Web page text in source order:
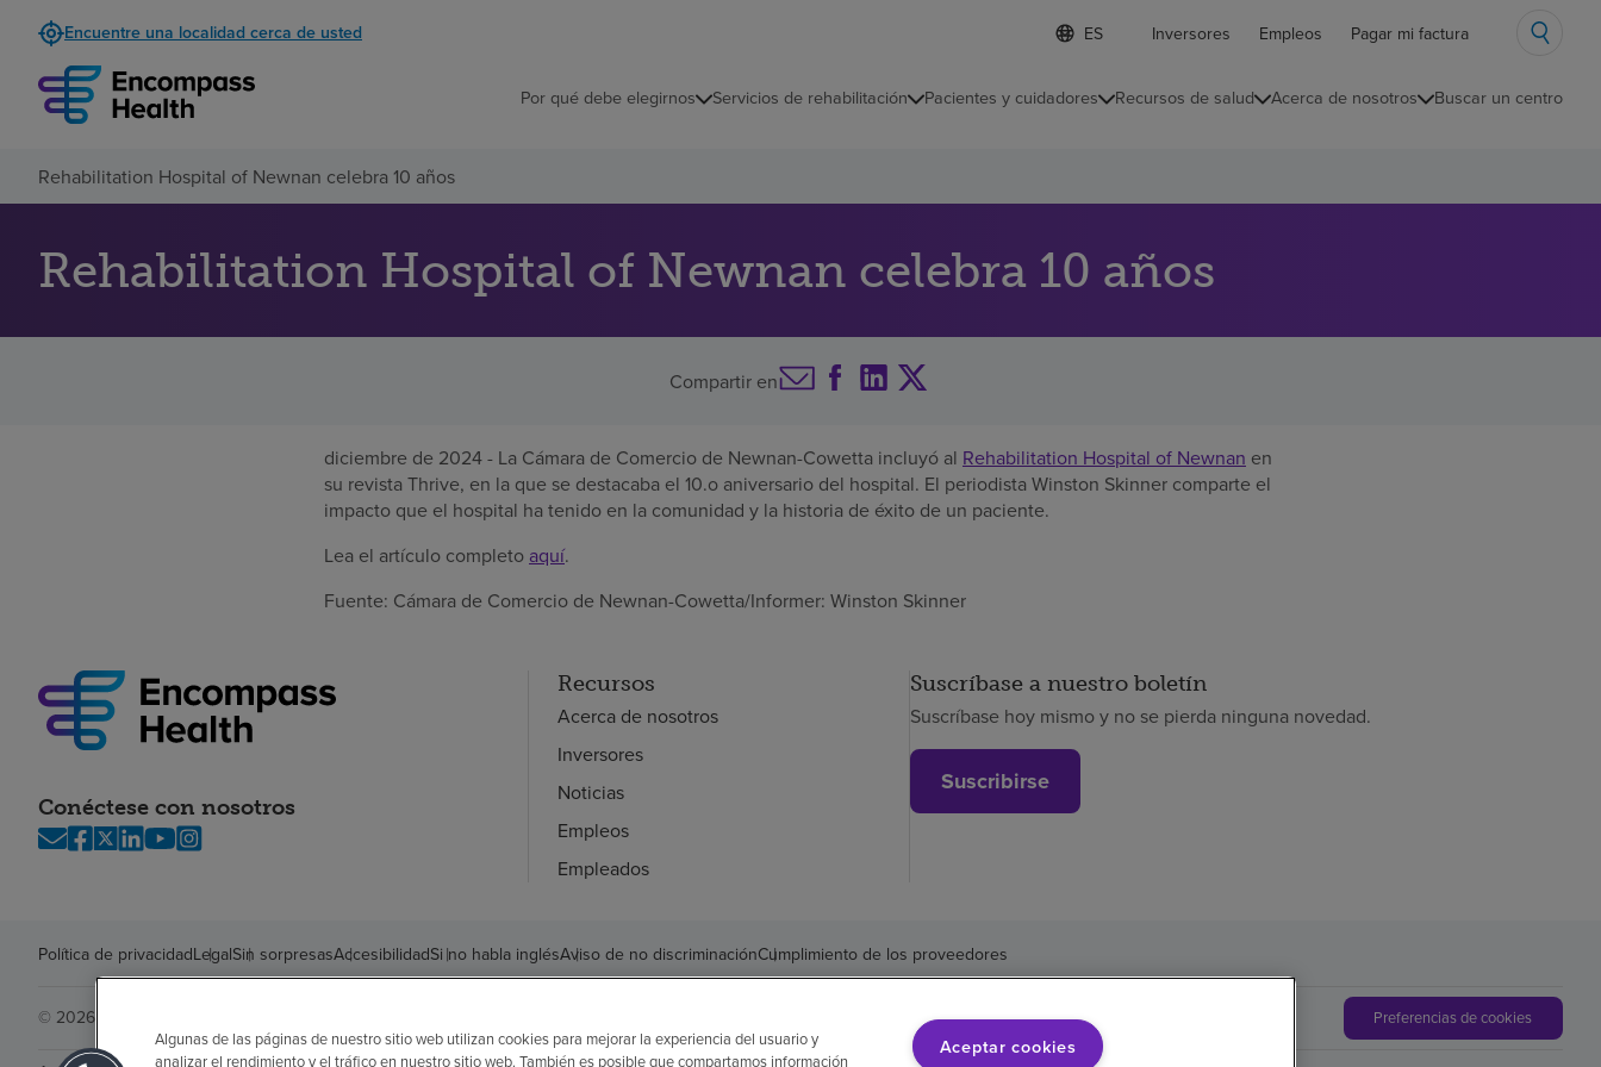
Encuentre una localidad cerca de usted
Lista
de
contraída
d
o
m
l
i
n
Inversores Empleos Pagar mi factura
Por qué debe elegirnos Servicios de rehabilitación Pacientes y cuidadores Recursos de salud Acerca de nosotros Buscar un centro
Rehabilitation Hospital of Newnan celebra 10 años
Rehabilitation Hospital of Newnan celebra 10 años
Compartir en
diciembre de 2024 - La Cámara de Comercio de Newnan-Cowetta incluyó al Rehabilitation Hospital of Newnan en
su revista Thrive, en la que se destacaba el 10.o aniversario del hospital. El periodista Winston Skinner comparte el
impacto que el hospital ha tenido en la comunidad y la historia de éxito de un paciente.
Lea el artículo completo aquí.
Fuente: Cámara de Comercio de Newnan-Cowetta/Informer: Winston Skinner
Conéctese con nosotros
Recursos
Acerca de nosotros
Inversores
Noticias
Empleos
Empleados
Suscríbase a nuestro boletín
Suscríbase hoy mismo y no se pierda ninguna novedad.
Suscribirse
Política de privacidadLegalSin sorpresasAccesibilidadSi no habla inglésAviso de no discriminaciónCumplimiento de los proveedores
© 2026 Encompass Health Corporation Preferencias de cookies
Algunas de las páginas de nuestro sitio web utilizan cookies para mejorar la experiencia del usuario y
analizar el rendimiento y el tráfico en nuestro sitio web. También es posible que compartamos información
Aceptar cookies